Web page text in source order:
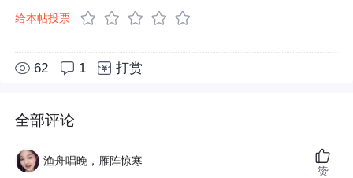
给本帖投票
62 1 打赏
全部评论
渔舟唱晚，雁阵惊寒
赞